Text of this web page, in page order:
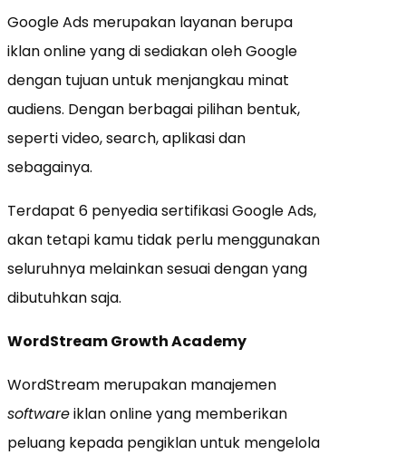
Google Ads merupakan layanan berupa
iklan online yang di sediakan oleh Google
dengan tujuan untuk menjangkau minat
audiens. Dengan berbagai pilihan bentuk,
seperti video, search, aplikasi dan
sebagainya.
Terdapat 6 penyedia sertifikasi Google Ads,
akan tetapi kamu tidak perlu menggunakan
seluruhnya melainkan sesuai dengan yang
dibutuhkan saja.
WordStream Growth Academy
WordStream merupakan manajemen
softwareiklan online yang memberikan
peluang kepada pengiklan untuk mengelola